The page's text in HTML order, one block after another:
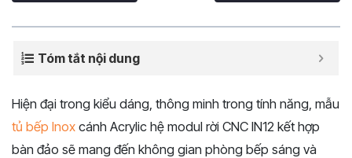
Tóm tắt nội dung
Hiện đại trong kiểu dáng, thông minh trong tính năng, mẫu
tủ bếp Inox cánh Acrylic hệ modul rời CNC IN12 kết hợp
bàn đảo sẽ mang đến không gian phòng bếp sáng và